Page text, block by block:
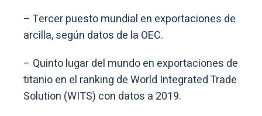
– Tercer puesto mundial en exportaciones de
arcilla, según datos de la OEC.
– Quinto lugar del mundo en exportaciones de
titanio en el ranking de World Integrated Trade
Solution (WITS) con datos a 2019.